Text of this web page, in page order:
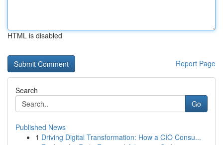
HTML is disabled
Report Page
Search
Go
Published News
1 Driving Digital Transformation: How a CIO Consu...